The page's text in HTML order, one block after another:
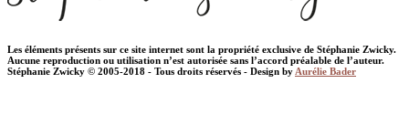
Les éléments présents sur ce site internet sont la propriété exclusive de Stéphanie Zwicky.
Aucune reproduction ou utilisation n’est autorisée sans l’accord préalable de l’auteur.
Stéphanie Zwicky © 2005-2018 - Tous droits réservés - Design by Aurélie Bader